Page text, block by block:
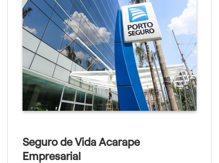
Seguro de Vida Acarape
Empresarial